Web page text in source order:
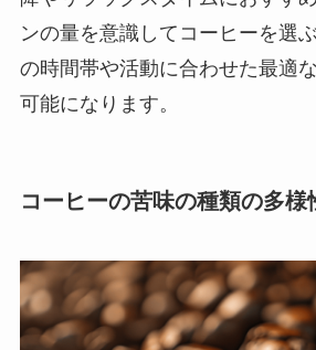
ンの量を意識してコーヒーを選
の時間帯や活動に合わせた最適
可能になります。
コーヒーの苦味の種類の多様